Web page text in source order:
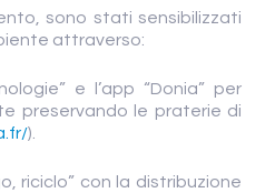
sono stati sensibilizzati
attraverso:
e l’app “Donia” per
preservando le praterie di
).
riciclo” con la distribuzione